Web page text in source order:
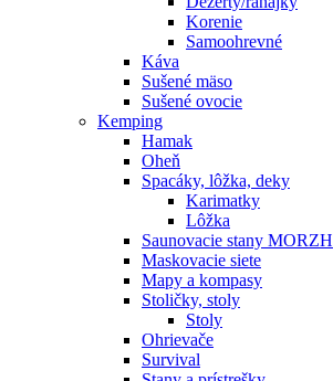
Korenie
Samoohrevné
Káva
Sušené mäso
Sušené ovocie
Kemping
Hamak
Oheň
Spacáky, lôžka, deky
Karimatky
Lôžka
Saunovacie stany MORZH
Maskovacie siete
Mapy a kompasy
Stoličky, stoly
Stoly
Ohrievače
Survival